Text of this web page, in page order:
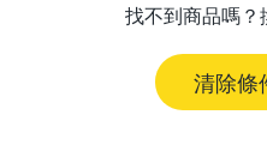
找不到商品嗎？
清除條